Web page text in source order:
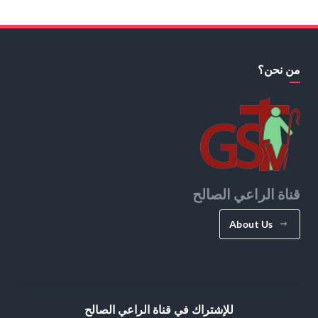
من نحن؟
قناة الراعي الصالح
About Us
للإشتراك في قناة الراعي الصالح